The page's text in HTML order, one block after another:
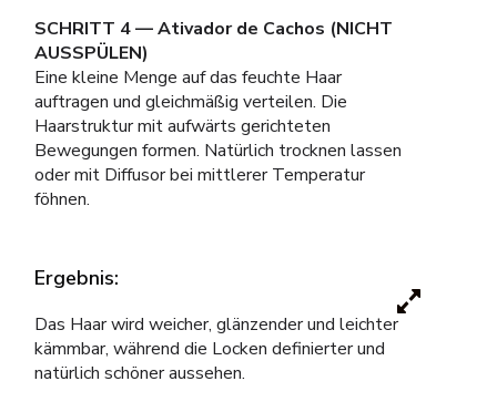
SCHRITT 4 — Ativador de Cachos (NICHT
AUSSPÜLEN)
Eine kleine Menge auf das feuchte Haar
auftragen und gleichmäßig verteilen. Die
Haarstruktur mit aufwärts gerichteten
Bewegungen formen. Natürlich trocknen lassen
oder mit Diffusor bei mittlerer Temperatur
föhnen.
Ergebnis:
Das Haar wird weicher, glänzender und leichter
kämmbar, während die Locken definierter und
natürlich schöner aussehen.